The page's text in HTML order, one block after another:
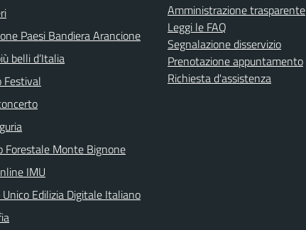
Paesi Bandiera Arancione
belli d’Italia
Festival
Forestale Monte Bignone
IMU
Edilizia Digitale Italiano
Amministrazione trasparente
Leggi le FAQ
Segnalazione disservizio
Prenotazione appuntamento
Richiesta d'assistenza